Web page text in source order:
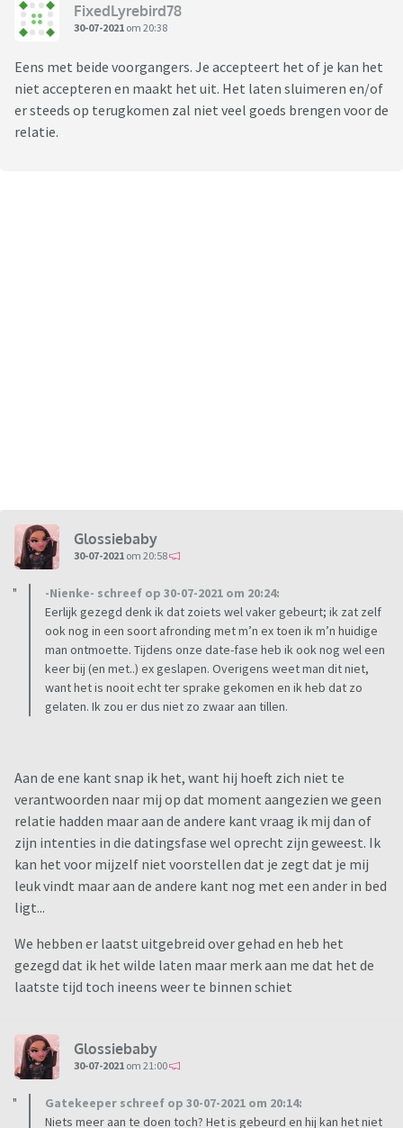
FixedLyrebird78
30-07-2021 om 20:38
Eens met beide voorgangers. Je accepteert het of je kan het
niet accepteren en maakt het uit. Het laten sluimeren en/of
er steeds op terugkomen zal niet veel goeds brengen voor de
relatie.
Glossiebaby
30-07-2021 om 20:58
-Nienke- schreef op 30-07-2021 om 20:24:
Eerlijk gezegd denk ik dat zoiets wel vaker gebeurt; ik zat zelf
ook nog in een soort afronding met m’n ex toen ik m’n huidige
man ontmoette. Tijdens onze date-fase heb ik ook nog wel een
keer bij (en met..) ex geslapen. Overigens weet man dit niet,
want het is nooit echt ter sprake gekomen en ik heb dat zo
gelaten. Ik zou er dus niet zo zwaar aan tillen.
Aan de ene kant snap ik het, want hij hoeft zich niet te
verantwoorden naar mij op dat moment aangezien we geen
relatie hadden maar aan de andere kant vraag ik mij dan of
zijn intenties in die datingsfase wel oprecht zijn geweest. Ik
kan het voor mijzelf niet voorstellen dat je zegt dat je mij
leuk vindt maar aan de andere kant nog met een ander in bed
ligt...
We hebben er laatst uitgebreid over gehad en heb het
gezegd dat ik het wilde laten maar merk aan me dat het de
laatste tijd toch ineens weer te binnen schiet
Glossiebaby
30-07-2021 om 21:00
Gatekeeper schreef op 30-07-2021 om 20:14:
Niets meer aan te doen toch? Het is gebeurd en hij kan het niet